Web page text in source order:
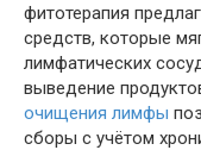
фитотерапия
средств, которые
лимфатических
выведение
очищения лимфы
сборы с учётом